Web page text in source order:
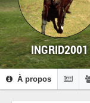
INGRID2001
À propos